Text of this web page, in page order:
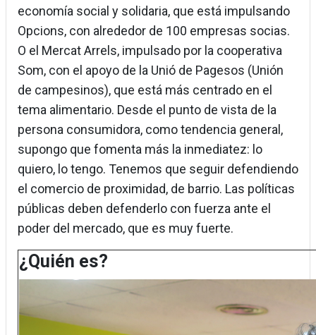
economía social y solidaria, que está impulsando
Opcions, con alrededor de 100 empresas socias.
O el Mercat Arrels, impulsado por la cooperativa
Som, con el apoyo de la Unió de Pagesos (Unión
de campesinos), que está más centrado en el
tema alimentario. Desde el punto de vista de la
persona consumidora, como tendencia general,
supongo que fomenta más la inmediatez: lo
quiero, lo tengo. Tenemos que seguir defendiendo
el comercio de proximidad, de barrio. Las políticas
públicas deben defenderlo con fuerza ante el
poder del mercado, que es muy fuerte.
¿Quién es?